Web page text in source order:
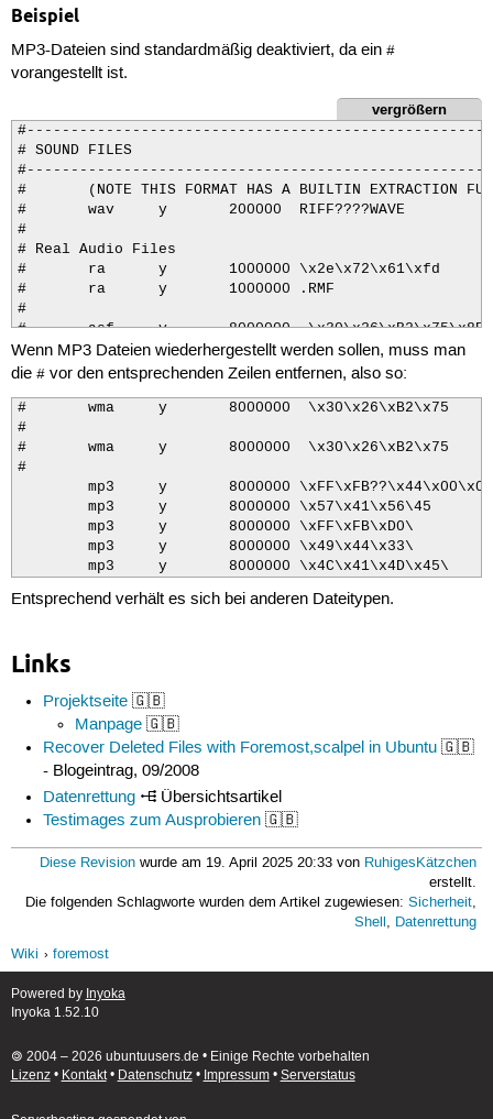
Beispiel
MP3-Dateien sind standardmäßig deaktiviert, da ein #
vorangestellt ist.
vergrößern
# SOUND FILES
#	(NOTE THIS FORMAT HAS A BUILTIN EXTRACTION FUNCTION)
#	wav     y	200000	RIFF????WAVE
#
# Real Audio Files
#	ra	y	1000000	\x2e\x72\x61\xfd
#	ra	y	1000000	.RMF
#
#	asf     y       8000000	 \x30\x26\xB2\x75\x8E\x66\xCF\x11\xA6\xD9\x00\xAA\x00\x62\xCE\x6C
#
#	wmv     y       20000000 \x30\x26\xB2\x75\x8E\x66\xCF\x11\xA6\xD9\x00\xAA\x00\x62\xCE\x6C
#	wma     y       8000000  \x30\x26\xB2\x75    \x00\x00\x00\xFF
#
#	wma     y       8000000  \x30\x26\xB2\x75    \x52\x9A\x12\x46
#
#	mp3     y    	8000000 \x4C\x41\x4D\x45\
Wenn MP3 Dateien wiederhergestellt werden sollen, muss man
die #vor den entsprechenden Zeilen entfernen, also so:
#	wma     y       8000000  \x30\x26\xB2\x75    \x00\x00\x00\xFF
#
#	wma     y       8000000  \x30\x26\xB2\x75    \x52\x9A\x12\x46
#
	mp3     y    	8000000 \x4C\x41\x4D\x45\
Entsprechend verhält es sich bei anderen Dateitypen.
Links
Projektseite 🇬🇧
Manpage 🇬🇧
Recover Deleted Files with Foremost,scalpel in Ubuntu 🇬🇧
- Blogeintrag, 09/2008
Datenrettung
Übersichtsartikel
Testimages zum Ausprobieren 🇬🇧
Diese Revision wurde am 19. April 2025 20:33 von RuhigesKätzchen
erstellt.
Die folgenden Schlagworte wurden dem Artikel zugewiesen:Sicherheit,
Shell, Datenrettung
Wiki
foremost
Powered by Inyoka
Inyoka 1.52.10
🄯 2004 – 2026 ubuntuusers.de • Einige Rechte vorbehalten
Lizenz• Kontakt• Datenschutz• Impressum• Serverstatus